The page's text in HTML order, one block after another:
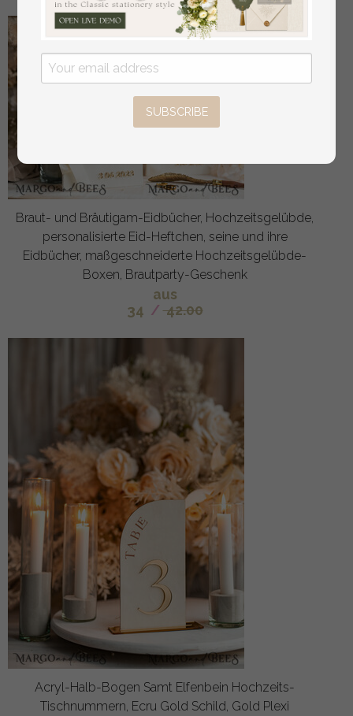
Braut- und Bräutigam-Eidbücher, Hochzeitsgelübde,
personalisierte Eid-Heftchen, seine und ihre
Eidbücher, maßgeschneiderte Hochzeitsgelübde-
Boxen, Brautparty-Geschenk
aus
34 / 42.00
Acryl-Halb-Bogen Samt Elfenbein Hochzeits-
Tischnummern, Ecru Gold Schild, Gold Plexi
SUBSCRIBE